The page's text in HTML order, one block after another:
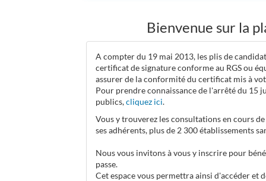
Bienvenue sur la
A compter du 19 mai 2013, les plis de
certificat de signature conforme au RGS ou
assurer de la conformité du certificat mis à
Pour prendre connaissance de l'arrêté du 15
publics,cliquez ici.
Vous y trouverez les consultations en cours
ses adhérents, plus de 2 300 établissements
Nous vous invitons à vous y inscrire pour
passe.
Cet espace vous permettra ainsi d'accéder et